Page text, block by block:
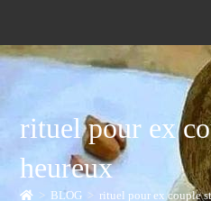
rituel pour ex
heureux
> BLOG > rituel pour ex couple